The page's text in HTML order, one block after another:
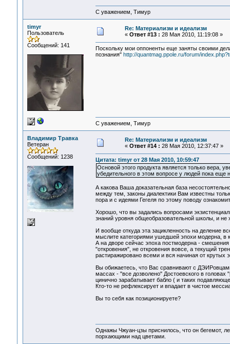
С уважением, Тимур
timyr
Пользователь
Сообщений: 141
Re: Материализм и идеализм
« Ответ #13 : 28 Мая 2010, 11:19:08 »
Поскольку мои оппоненты еще заняты своими
познания" http://quantmag.ppole.ru/forum/
С уважением, Тимур
Владимир Травка
Ветеран
Сообщений: 1238
Re: Материализм и идеализм
« Ответ #14 : 28 Мая 2010, 12:37:47 »
Цитата: timyr от 28 Мая 2010, 10:59:47
Основой этого продукта является только вера,
убедительного в этом вопросе у людей пока еще
А какова Ваша доказательная база
между тем, законы диалектики Вам известны
пора и с идеями Гегеля по этому поводу
Хорошо, что вы задались вопросами
знаний уровня общеобразовательной школы, и не
И вообще откуда эта зацикленность на деление
мыслите категориями ушедшей эпохи модерна, в
А на дворе сейчас эпоха постмодерна -
"откровения", не откровения вовсе, а текущий
растиражировано всеми и вся начиная от
Вы обижаетесь, что Вас сравнивают с
массах - "все дозволено" Достоевского в головах
цинично зарабатывает бабло ( и таких
Кто-то не рефлексирует и впадает в чистое
Вы то себя как позиционируете?
Однажы Чжуан-цзы приснилось, что он бегемот,
порхающими над цветами.